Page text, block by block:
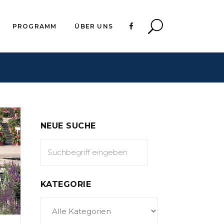
PROGRAMM ÜBER UNS
NEUE SUCHE
KATEGORIE